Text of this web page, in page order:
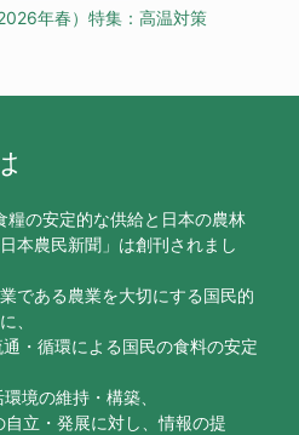
年春）特集：高温対策
の安定的な供給と日本の農林
本農民新聞」は創刊されまし
である農業を大切にする国民的
、
・循環による国民の食料の安定
境の維持・構築、
立・発展に対し、情報の提